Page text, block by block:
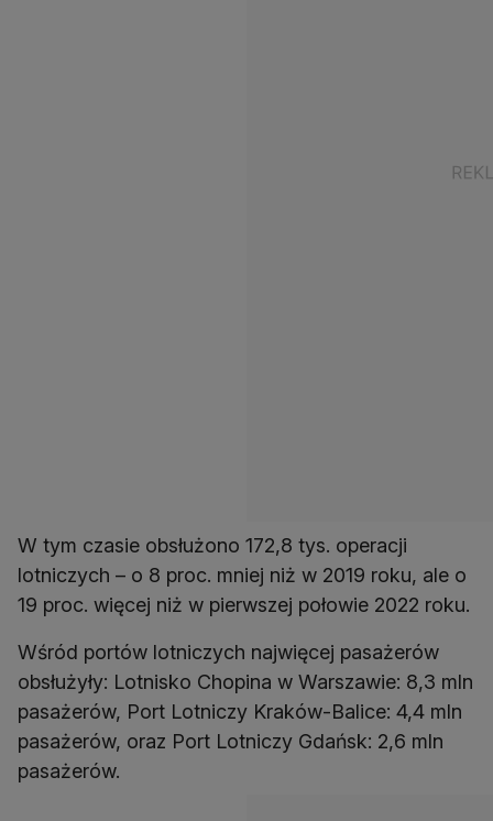
W tym czasie obsłużono 172,8 tys. operacji
lotniczych – o 8 proc. mniej niż w 2019 roku, ale o
Wśród portów lotniczych najwięcej pasażerów
obsłużyły: Lotnisko Chopina w Warszawie: 8,3 mln
pasażerów, Port Lotniczy Kraków-Balice: 4,4 mln
pasażerów, oraz Port Lotniczy Gdańsk: 2,6 mln